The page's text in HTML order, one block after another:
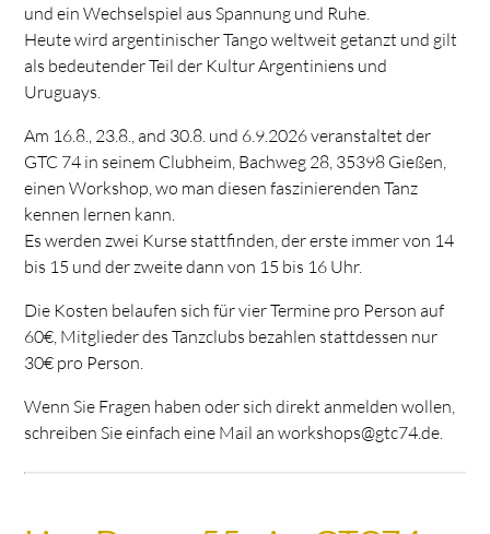
und ein Wechselspiel aus Spannung und Ruhe.
Heute wird argentinischer Tango weltweit getanzt und gilt
als bedeutender Teil der Kultur Argentiniens und
Uruguays.
Am 16.8., 23.8., and 30.8. und 6.9.2026 veranstaltet der
GTC 74 in seinem Clubheim, Bachweg 28, 35398 Gießen,
einen Workshop, wo man diesen faszinierenden Tanz
kennen lernen kann.
Es werden zwei Kurse stattfinden, der erste immer von 14
bis 15 und der zweite dann von 15 bis 16 Uhr.
Die Kosten belaufen sich für vier Termine pro Person auf
60€, Mitglieder des Tanzclubs bezahlen stattdessen nur
30€ pro Person.
Wenn Sie Fragen haben oder sich direkt anmelden wollen,
schreiben Sie einfach eine Mail an workshops@gtc74.de.